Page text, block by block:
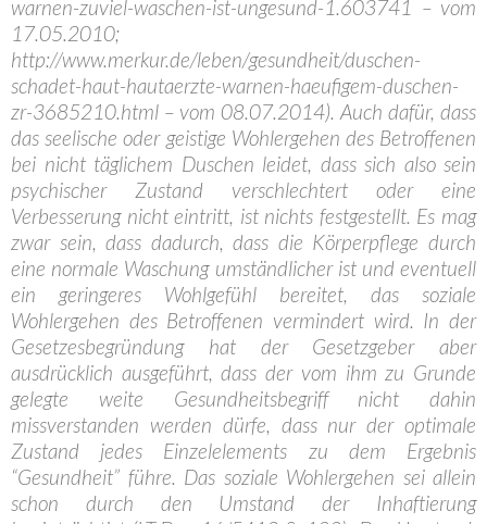
warnen-zuviel-waschen-ist-ungesund-1.603741 – vom
17.05.2010;
http://www.merkur.de/leben/gesundheit/duschen-
schadet-haut-hautaerzte-warnen-haeufigem-duschen-
zr-3685210.html – vom 08.07.2014). Auch dafür, dass
das seelische oder geistige Wohlergehen des Betroffenen
bei nicht täglichem Duschen leidet, dass sich also sein
psychischer Zustand verschlechtert oder eine
Verbesserung nicht eintritt, ist nichts festgestellt. Es mag
zwar sein, dass dadurch, dass die Körperpflege durch
eine normale Waschung umständlicher ist und eventuell
ein geringeres Wohlgefühl bereitet, das soziale
Wohlergehen des Betroffenen vermindert wird. In der
Gesetzesbegründung hat der Gesetzgeber aber
ausdrücklich ausgeführt, dass der vom ihm zu Grunde
gelegte weite Gesundheitsbegriff nicht dahin
missverstanden werden dürfe, dass nur der optimale
Zustand jedes Einzelelements zu dem Ergebnis
“Gesundheit” führe. Das soziale Wohlergehen sei allein
schon durch den Umstand der Inhaftierung